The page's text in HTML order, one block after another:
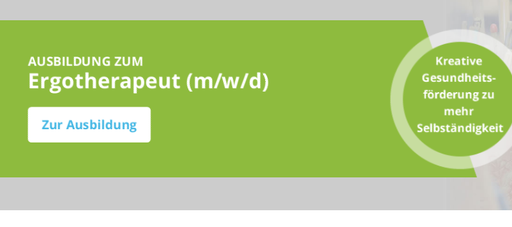
AUSBILDUNG ZUM
Ergotherapeut (m/w/d)
Zur Ausbildung